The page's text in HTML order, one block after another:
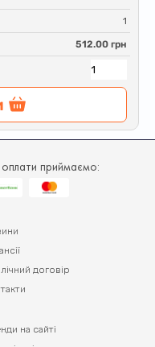
1
512.00 грн
приймаємо:
договір
на сайті